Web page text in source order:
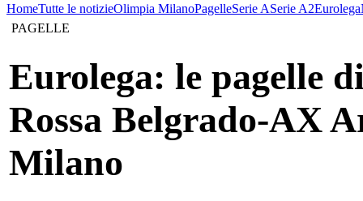
HomeTutte le notizieOlimpia MilanoPagelleSerie ASerie A2Eurolega
PAGELLE
Eurolega: le pagelle
Rossa Belgrado-AX
Milano